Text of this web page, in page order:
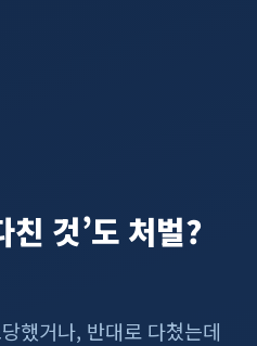
친 것’도 처벌?
했거나, 반대로 다쳤는데